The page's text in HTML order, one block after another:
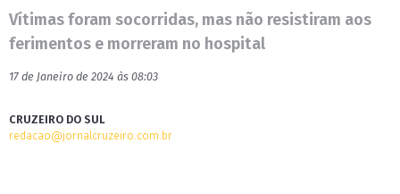
Vítimas foram socorridas, mas não resistiram aos
ferimentos e morreram no hospital
17 de Janeiro de 2024 às 08:03
CRUZEIRO DO SUL
redacao@jornalcruzeiro.com.br